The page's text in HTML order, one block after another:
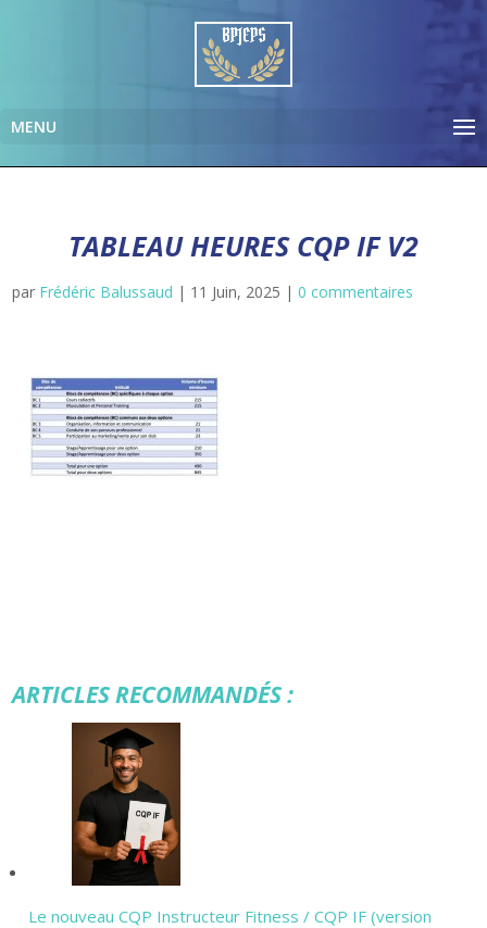
TABLEAU HEURES CQP IF V2
par Frédéric Balussaud | 11 Juin, 2025 |0 commentaires
ARTICLES RECOMMANDÉS :
Le nouveau CQP Instructeur Fitness / CQP IF (version